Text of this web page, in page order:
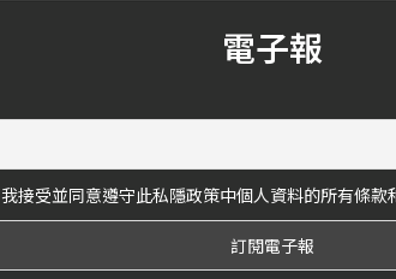
電子報
我接受並同意遵守此私隱政策中個人資料的所有條款